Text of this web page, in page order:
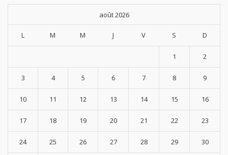
août 2026
L M M J V S D
1 2
3 4 5 6 7 8 9
10 11 12 13 14 15 16
17 18 19 20 21 22 23
24 25 26 27 28 29 30